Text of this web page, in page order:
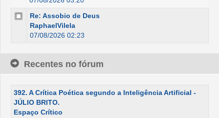
Re: Assobio de Deus
RaphaelVilela
07/08/2026 02:23
Recentes no fórum
392. A Crítica Poética segundo a Inteligência Artificial -
JÚLIO BRITO.
Espaço Crítico